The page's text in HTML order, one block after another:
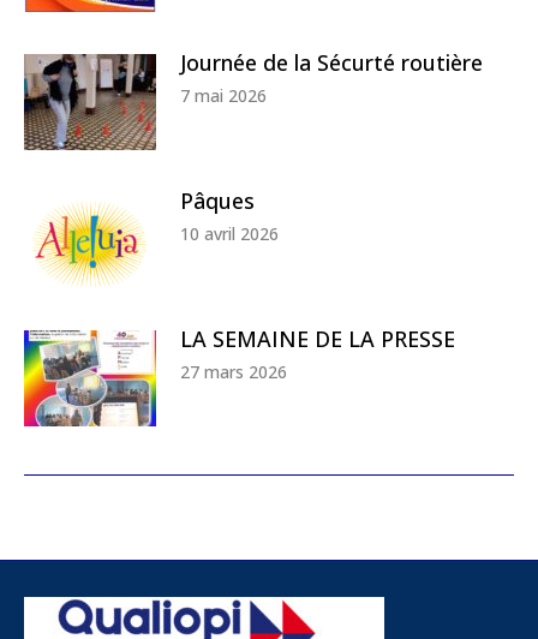
Journée de la Sécurté routière
7 mai 2026
Pâques
10 avril 2026
LA SEMAINE DE LA PRESSE
27 mars 2026